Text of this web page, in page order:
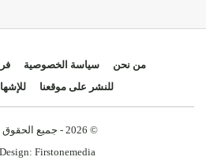
من نحن سياسة الخصوصية
للنشر على موقعنا
© 2026 - جميع الحقوق محفوظة.
Firstonemedia